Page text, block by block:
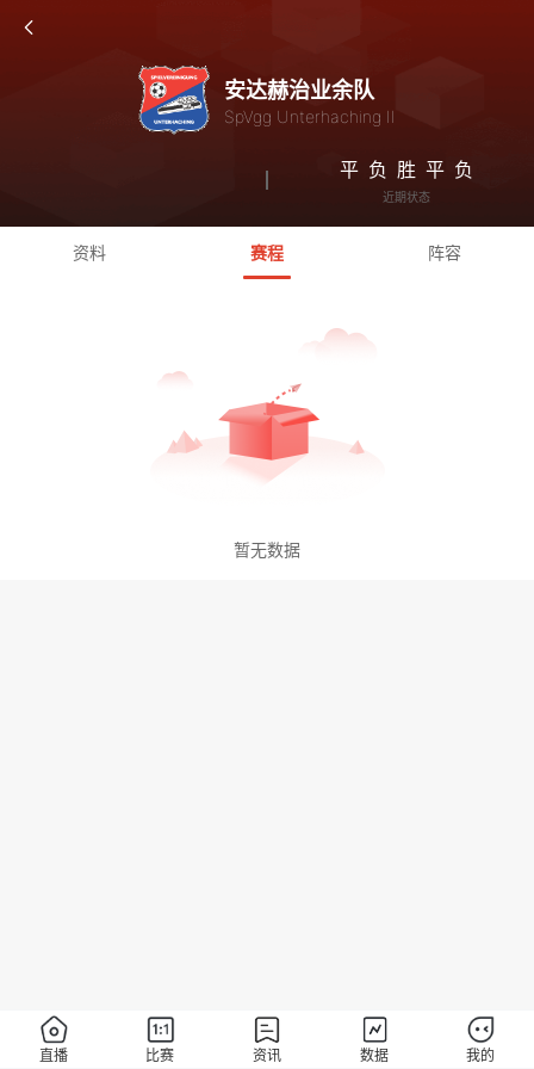
安达赫治业余队
SpVgg Unterhaching II
平 负 胜 平 负
近期状态
资料 赛程 阵容
暂无数据
直播 比赛 资讯 数据 我的